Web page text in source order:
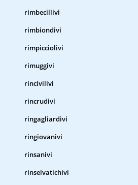
rimbecillivi
rimbiondivi
rimpicciolivi
rimuggivi
rincivilivi
rincrudivi
ringagliardivi
ringiovanivi
rinsanivi
rinselvatichivi